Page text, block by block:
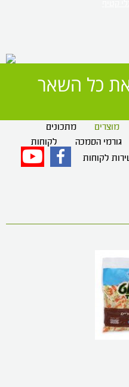
את כל השאר
מוצרים
מתכונים
גורמי הסמכה
לקוחות
לקוחות פייסבוק